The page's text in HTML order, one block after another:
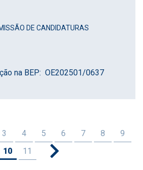
DE CANDIDATURAS
na BEP: OE202501/0637
3 4 5 6 7 8
9
10
11